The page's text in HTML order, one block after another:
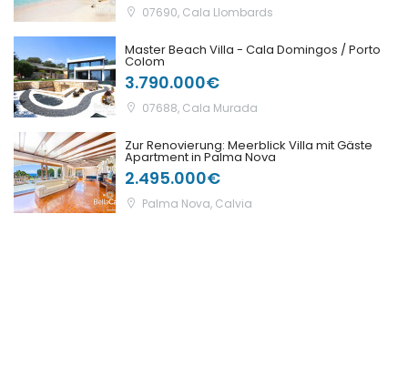
Extremadura
|-Badajoz
|-Cáceres
Frankreich
Galicia
|-A Coruña
07690, Cala Llombards
Master Beach Villa - Cala Domingos / Porto
Colom
3.790.000€
07688, Cala Murada
Zur Renovierung: Meerblick Villa mit Gäste
Apartment in Palma Nova
2.495.000€
Palma Nova, Calvia